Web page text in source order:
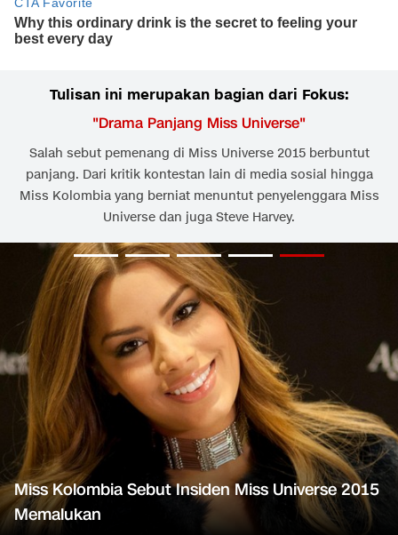
Tulisan ini merupakan bagian dari Fokus:
"Drama Panjang Miss Universe"
Salah sebut pemenang di Miss Universe 2015 berbuntut
panjang. Dari kritik kontestan lain di media sosial hingga
Miss Kolombia yang berniat menuntut penyelenggara Miss
Universe dan juga Steve Harvey.
Miss Kolombia Sebut Insiden Miss Universe 2015
Memalukan